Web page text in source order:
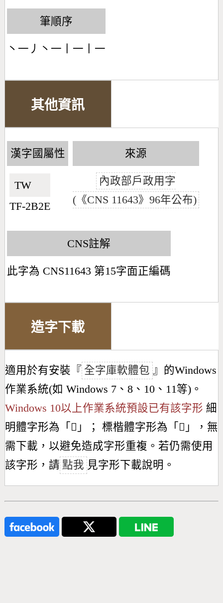
筆順序
丶一丿丶一丨一丨一
其他資訊
漢字國屬性
TW🇹🇼
TF-2B2E
來源
內政部戶政用字
(《CNS 11643》96年公布)
CNS註解
此字為 CNS11643 第15字面正編碼
造字下載
適用於有安裝『 全字庫軟體包 』的Windows
作業系統(如 Windows 7、8、10、11等)。
Windows 10以上作業系統預設已有該字形 細
明體字形為「 𣁇 」； 標楷體字形為「 𣁇 」，無
需下載，以避免造成字形重複。若仍需使用
該字形，請 點我 見字形下載說明。